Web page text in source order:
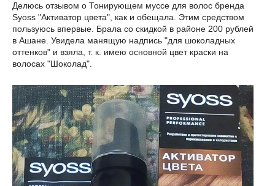
Делюсь отзывом о Тонирующем муссе для волос бренда
Syoss "Активатор цвета", как и обещала. Этим средством
пользуюсь впервые. Брала со скидкой в районе 200 рублей
в Ашане. Увидела манящую надпись "для шоколадных
оттенков" и взяла, т. к. имею основной цвет краски на
волосах "Шоколад".